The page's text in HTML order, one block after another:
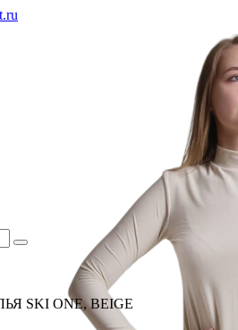
SKI ONE, BEIGE